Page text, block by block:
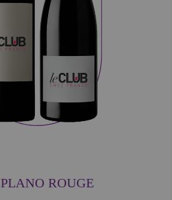
PLANO ROUGE